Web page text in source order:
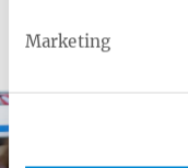
Marketing